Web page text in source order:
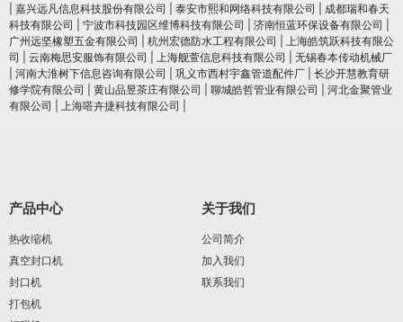
嘉兴远凡信息科技股份有限公司 泰安市熙和网络科技有限公司
成都瑞和春天
科技有限公司
宁波市科技园区维博科技有限公司 济南恒蓝环保设备有限公司
广州远坚橡塑五金有限公司
杭州宏德防水工程有限公司
上海皓筑跃科技有限公
司
云南梅思安服饰有限公司 上海舰萱信息科技有限公司
无锡春本传动机械厂
河南大淮树下信息咨询有限公司 巩义市西村宇鑫管道配件厂
长沙开慧教育研
修学院有限公司
黄山品昱茶庄有限公司 聊城皓哲管业有限公司
河北金聚管业
有限公司
上海嗒卉捷科技有限公司
产品中心
热收缩机
真空封口机
封口机
打包机
关于我们
公司简介
加入我们
联系我们